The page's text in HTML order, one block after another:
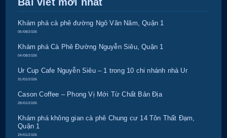
Khám phá cà phê đường Ngô Văn Năm, Quận 1
05/08/2026
Khám phá Cà Phê Đường Nguyễn Siêu, Quận 1
04/08/2026
Ur Cup Cafe Nguyễn Siêu – 1 trong 10 chi nhánh nhà Ur
31/01/2026
Cason Coffee – Phong Vị Mới Từ Chất Bản Địa
28/01/2026
Khám phá không gian cà phê Chung cư 14 Tôn Thất Đạm,
Quận 1
29/01/2026